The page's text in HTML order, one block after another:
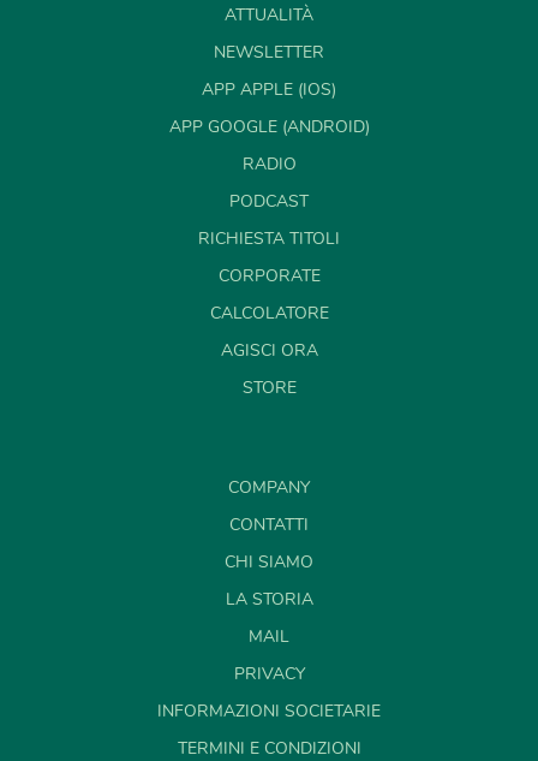
ATTUALITÀ
NEWSLETTER
APP APPLE (IOS)
APP GOOGLE (ANDROID)
RADIO
PODCAST
RICHIESTA TITOLI
CORPORATE
CALCOLATORE
AGISCI ORA
STORE
COMPANY
CONTATTI
CHI SIAMO
LA STORIA
MAIL
PRIVACY
INFORMAZIONI SOCIETARIE
TERMINI E CONDIZIONI